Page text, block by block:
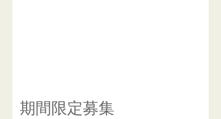
期間限定募集